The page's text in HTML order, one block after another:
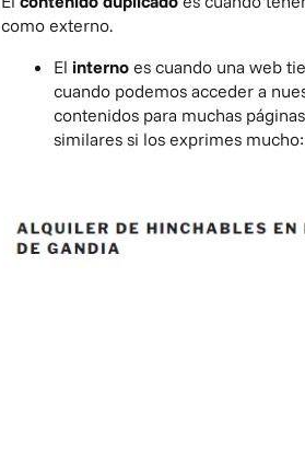
como externo.
El interno es cuando una web
cuando podemos acceder a
contenidos para muchas
similares si los exprimes mucho: